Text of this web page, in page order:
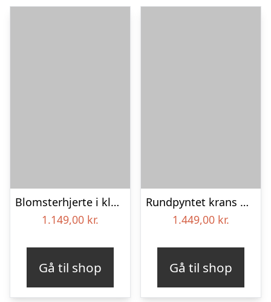
Blomsterhjerte i klassisk stil med bånd
1.149,00 kr.
Gå til shop
Rundpyntet krans med bånd
1.449,00 kr.
Gå til shop